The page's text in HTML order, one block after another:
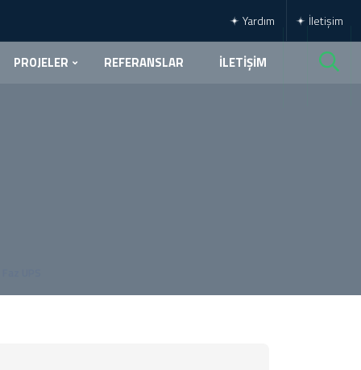
Yardım İletişim
PROJELER REFERANSLAR İLETİŞİM